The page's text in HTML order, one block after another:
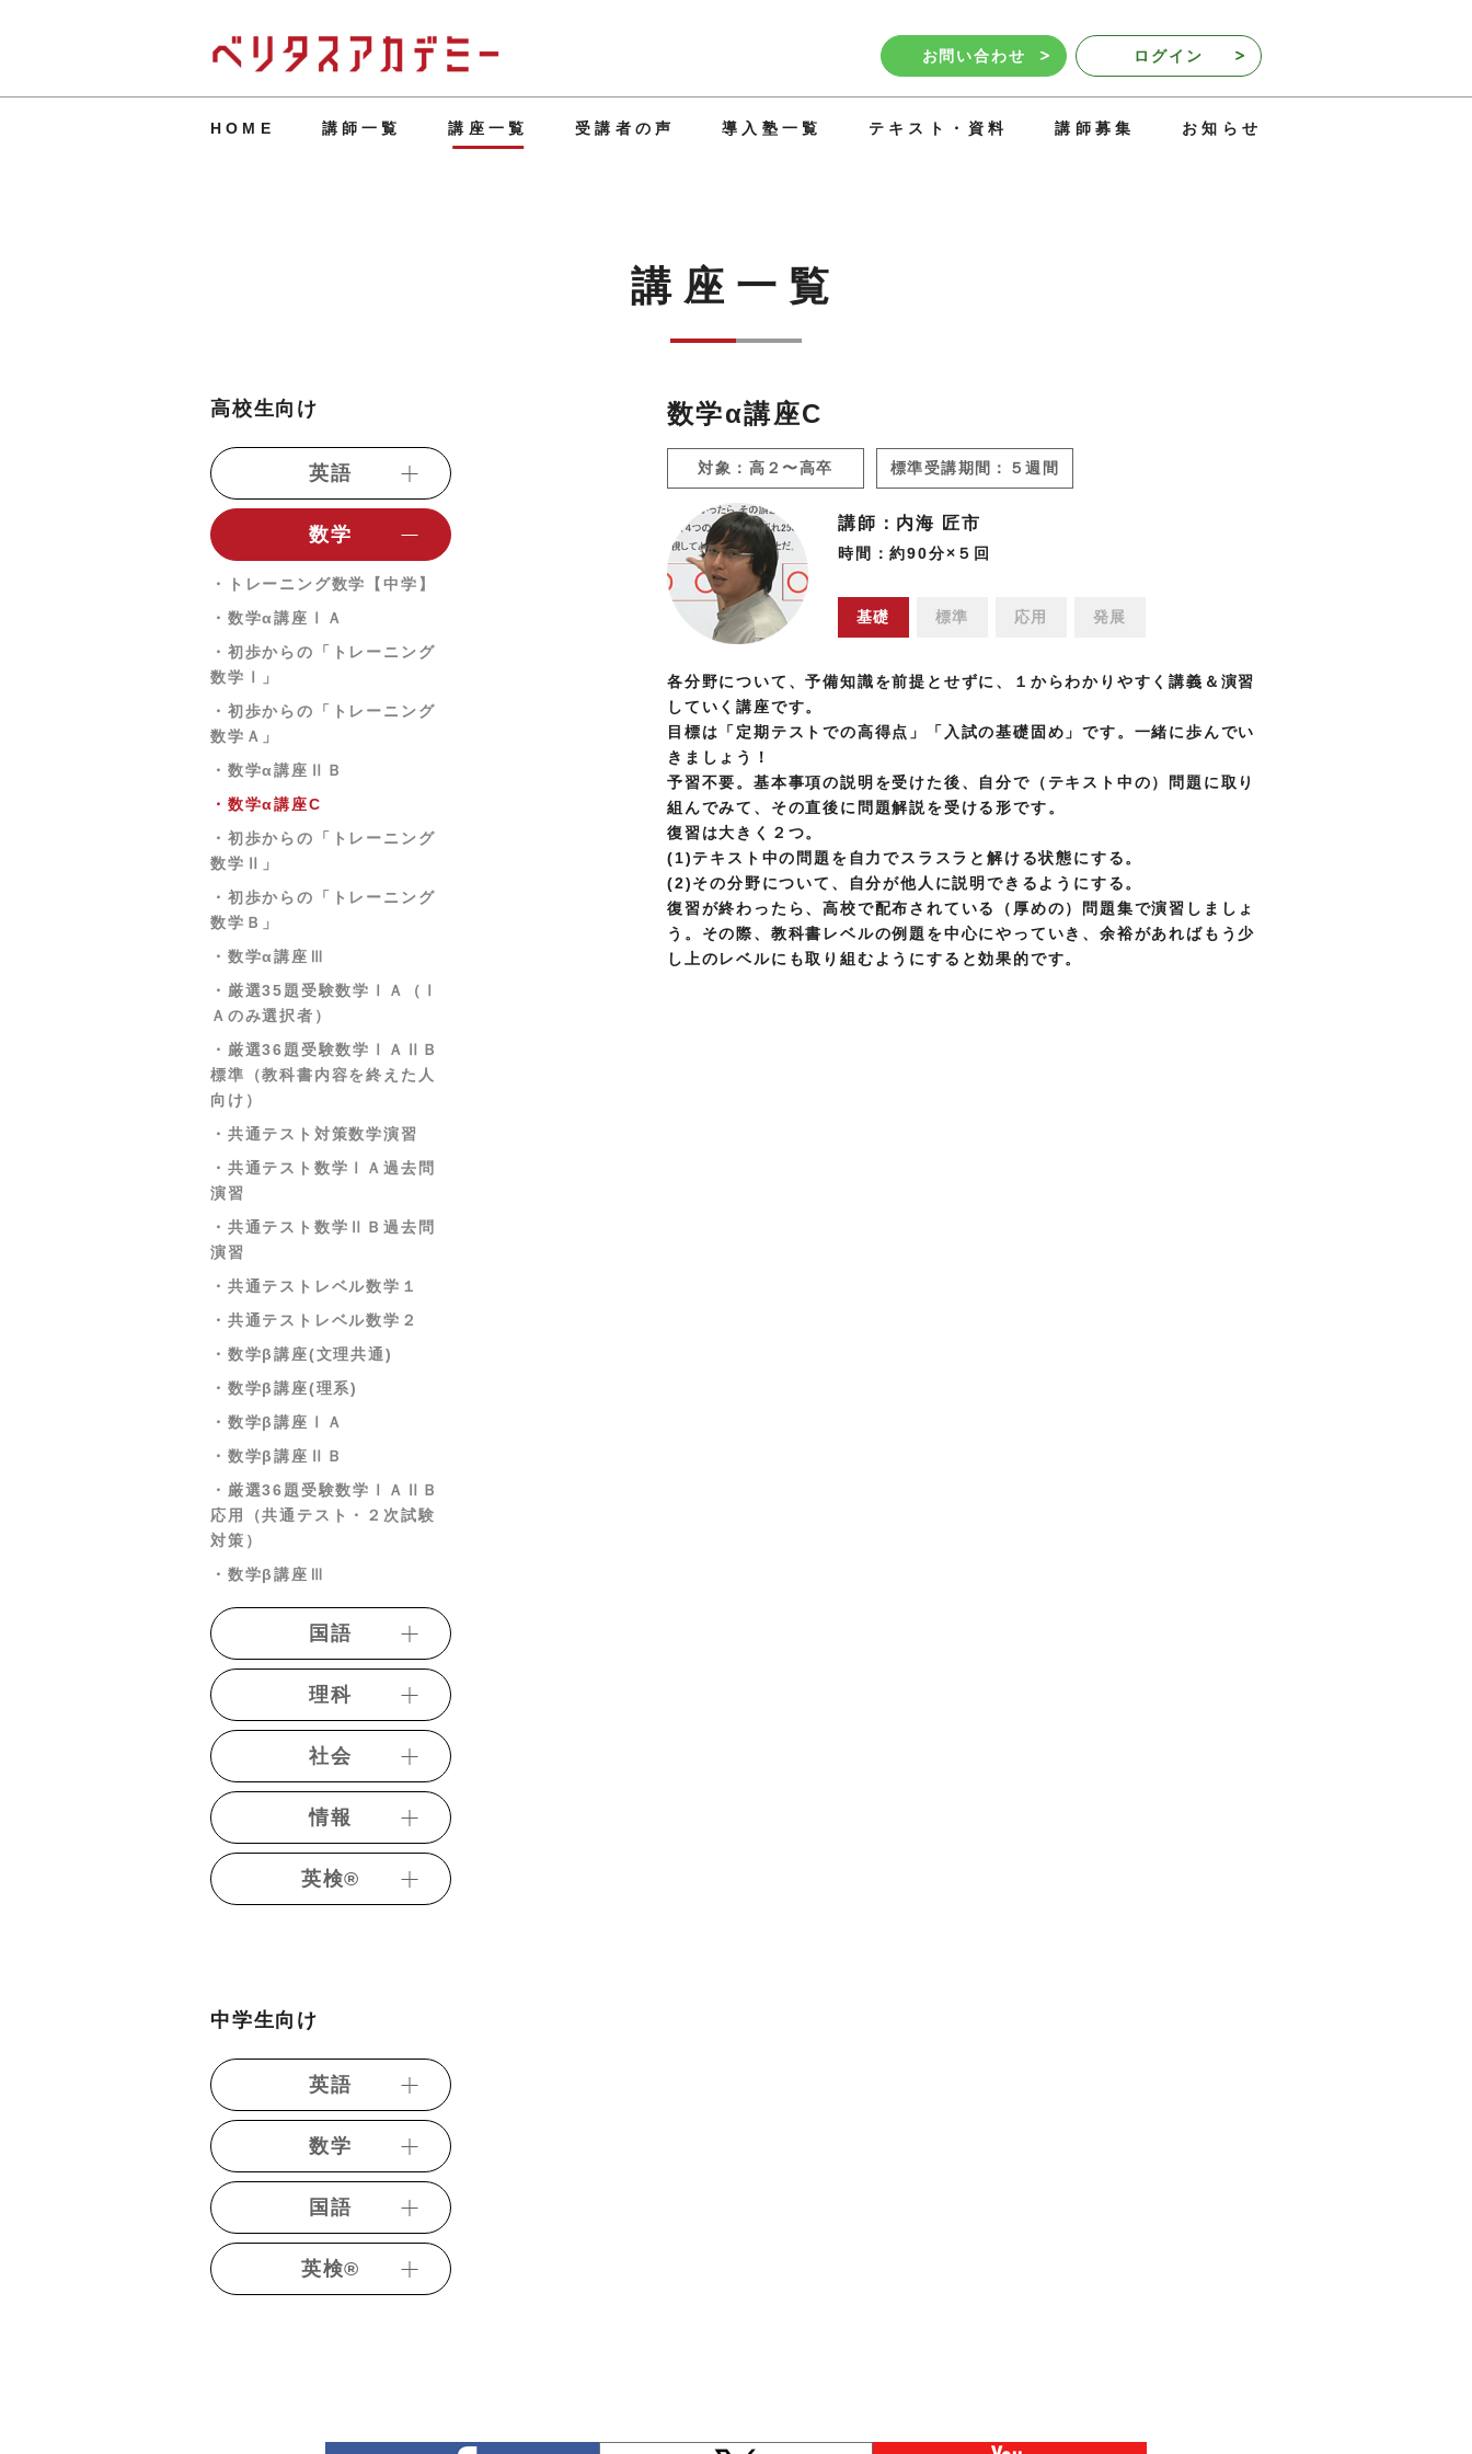
お問い合わせ ログイン
HOME 講師一覧 講座一覧 受講者の声 導入塾一覧 テキスト・資料 講師募集 お知らせ
講座一覧
高校生向け
英語
・動画発音記号
・《ベリトレ》フリック英単
語1800
・短期完成中学英語
・《ベリトレ》GENIUS動画
英単語2200【単語テスト編】
・《ベリトレ》GENIUS動画
英単語2200【穴埋めテスト
編】
・《ベリトレ》GENIUS 動画
・《ベリトレ》動画英文法
・英文法の神【入門編】
・リスニング英語（基礎）
・英語構文の神
・私大英語演習
・共通テスト英語解法テクニ
ック
・共通テスト対策英語演習
・共通テスト英語過去問演習
・共通テストレベル英語
・ＭＡＲＣＨ英語
・早大英語
・京産大英語(会話文対策にオ
にオススメ)
・関西大英語
・関学大英語
・同志社大英語
・南山大英語
・国公立大英語(英作文対策に
オススメ)
・阪大英語(自由英作文対策に
オススメ)
・京大英語
数学
・トレーニング数学【中学】
・数学α講座ⅠＡ
・初歩からの「トレーニング
数学Ⅰ」
・初歩からの「トレーニング
数学Ａ」
・数学α講座ⅡＢ
・数学α講座C
・初歩からの「トレーニング
数学Ⅱ」
・初歩からの「トレーニング
数学Ｂ」
・数学α講座Ⅲ
・厳選35題受験数学ⅠＡ（Ⅰ
Ａのみ選択者）
・厳選36題受験数学ⅠＡⅡＢ
標準（教科書内容を終えた人
向け）
・共通テスト対策数学演習
・共通テスト数学ⅠＡ過去問
演習
・共通テスト数学ⅡＢ過去問
演習
・共通テストレベル数学１
・共通テストレベル数学２
・数学β講座(文理共通)
・数学β講座(理系)
・数学β講座ⅠＡ
・数学β講座ⅡＢ
・厳選36題受験数学ⅠＡⅡＢ
応用（共通テスト・２次試験
対策）
・数学β講座Ⅲ
国語
・短期完成中学国語
・必須現代文
・すいすい現代文【入門編】
・レベルアップ現代文
・決戦現代文
・共通テスト現代文過去問演
習
・小論文対策講座
・小論文対策講座(理系)
・推薦入試対策講座
・面接･志望理由書対策講座
・短期完成中学古文
・《ベリトレ》最重要古文単
語292 【和訳テスト編】
・古文読解（教科書レベル）
・共通テストレベル古文発展
理科
・物理基礎講義
・物理【新課程対応パッケー
ジ】
・Basic物理（演習編）
・二次私大物理演習（基礎〜
標準編）
講義
演習
・共通テストレベル物理基礎
・共通テスト対策物理演習
【力学編】
・共通テスト対策物理演習
【熱力学編】
・共通テスト対策物理演習
【波動編】
社会
・歴史総合
・共通テスト歴史総合過去問
演習
・日本史講義
答
・日本史テーマ別演習
・共通テスト対策日本史演習
【時代別】
・共通テスト日本史過去問演
・共通テストレベル日本史
・日本史難関私大演習
・日本史難関私大演習（文化
情報
・共通テスト対策情報演習
英検®︎
題ドリル 2級
題ドリル 準1級
中学生向け
英語
・動画発音記号
・都道府県別高校入試英語
・《ベリトレ》フリック英単
語1800
・短期完成中学英語
・高校入試英語
数学
・トレーニング数学【中学】
・都道府県別高校入試数学
国語
・短期完成中学国語
・短期完成中学古文
英検®︎
数学α講座C
対象：高２〜高卒 標準受講期間：５週間
講師：内海 匠市
時間：約90分×５回
基礎 標準 応用 発展
各分野について、予備知識を前提とせずに、１からわかりやすく講義＆演習
していく講座です。
目標は「定期テストでの高得点」「入試の基礎固め」です。一緒に歩んでい
きましょう！
予習不要。基本事項の説明を受けた後、自分で（テキスト中の）問題に取り
組んでみて、その直後に問題解説を受ける形です。
復習は大きく２つ。
(1)テキスト中の問題を自力でスラスラと解ける状態にする。
(2)その分野について、自分が他人に説明できるようにする。
復習が終わったら、高校で配布されている（厚めの）問題集で演習しましょ
う。その際、教科書レベルの例題を中心にやっていき、余裕があればもう少
し上のレベルにも取り組むようにすると効果的です。